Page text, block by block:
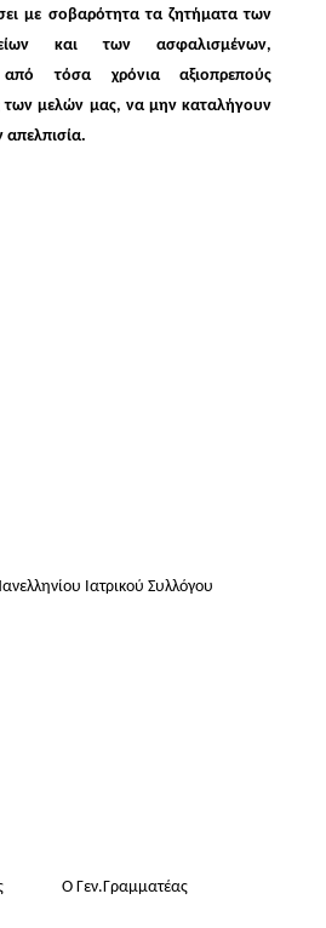
με σοβαρότητα τα ζητήματα των
και των ασφαλισμένων,
τόσα χρόνια αξιοπρεπούς
των μελών μας, να μην καταλήγουν
απελπισία.
Ιατρικού Συλλόγου
Ο Γεν.Γραμματέας